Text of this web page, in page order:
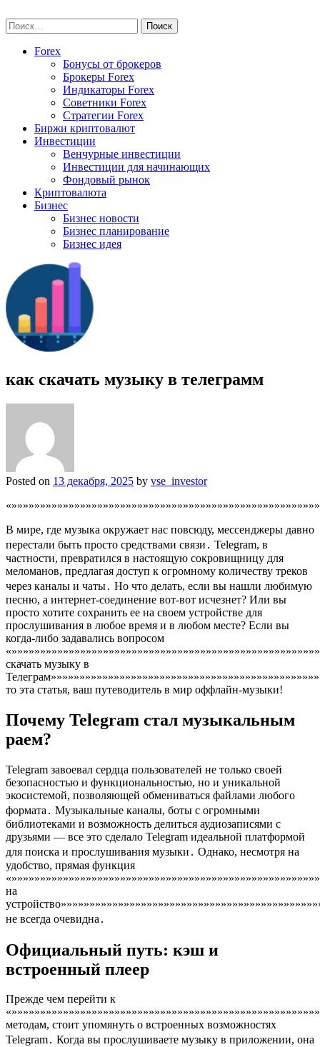
to
content
Найти:
Forex
Бонусы от брокеров
Брокеры Forex
Индикаторы Forex
Советники Forex
Стратегии Forex
Биржи криптовалют
Инвестиции
Венчурные инвестиции
Инвестиции для начинающих
Фондовый рынок
Криптовалюта
Бизнес
Бизнес новости
Бизнес планирование
Бизнес идея
как скачать музыку в телеграмм
Posted on 13 декабря, 2025 by vse_investor
В мире, где музыка окружает нас повсюду, мессенджеры давно
перестали быть просто средствами связи․ Telegram, в
частности, превратился в настоящую сокровищницу для
меломанов, предлагая доступ к огромному количеству треков
через каналы и чаты․ Но что делать, если вы нашли любимую
песню, а интернет-соединение вот-вот исчезнет? Или вы
просто хотите сохранить ее на своем устройстве для
прослушивания в любое время и в любом месте? Если вы
когда-либо задавались вопросом
скачать музыку в
то эта статья, ваш путеводитель в мир оффлайн-музыки!
Почему Telegram стал музыкальным
раем?
Telegram завоевал сердца пользователей не только своей
безопасностью и функциональностью, но и уникальной
экосистемой, позволяющей обмениваться файлами любого
формата․ Музыкальные каналы, боты с огромными
библиотеками и возможность делиться аудиозаписями с
друзьями — все это сделало Telegram идеальной платформой
для поиска и прослушивания музыки․ Однако, несмотря на
удобство, прямая функция
на
не всегда очевидна․
Официальный путь: кэш и
встроенный плеер
Прежде чем перейти к
методам, стоит упомянуть о встроенных возможностях
Telegram․ Когда вы прослушиваете музыку в приложении, она